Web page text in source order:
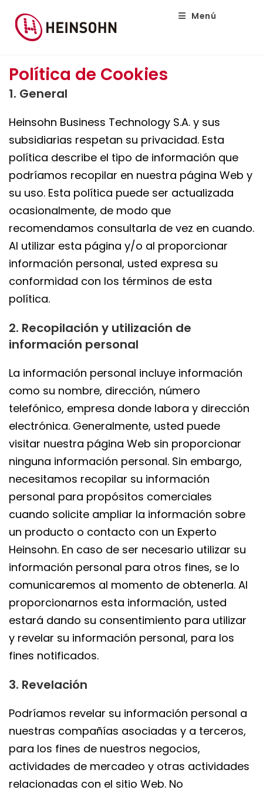
Menú
Política de Cookies
1. General
Heinsohn Business Technology S.A. y sus
subsidiarias respetan su privacidad. Esta
política describe el tipo de información que
podríamos recopilar en nuestra página Web y
su uso. Esta política puede ser actualizada
ocasionalmente, de modo que
recomendamos consultarla de vez en cuando.
Al utilizar esta página y/o al proporcionar
información personal, usted expresa su
conformidad con los términos de esta
política.
2. Recopilación y utilización de
información personal
La información personal incluye información
como su nombre, dirección, número
telefónico, empresa donde labora y dirección
electrónica. Generalmente, usted puede
visitar nuestra página Web sin proporcionar
ninguna información personal. Sin embargo,
necesitamos recopilar su información
personal para propósitos comerciales
cuando solicite ampliar la información sobre
un producto o contacto con un Experto
Heinsohn. En caso de ser necesario utilizar su
información personal para otros fines, se lo
comunicaremos al momento de obtenerla. Al
proporcionarnos esta información, usted
estará dando su consentimiento para utilizar
y revelar su información personal, para los
fines notificados.
3. Revelación
Podríamos revelar su información personal a
nuestras compañías asociadas y a terceros,
para los fines de nuestros negocios,
actividades de mercadeo y otras actividades
relacionadas con el sitio Web. No